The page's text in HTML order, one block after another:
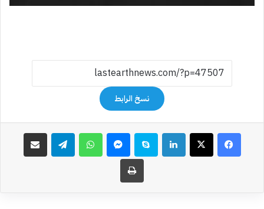
نسخ الرابط
فيسبوك‫X لينكدإن سكايب ماسنجر واتساب تيلقرام مشاركة عبر البريد
طباعة